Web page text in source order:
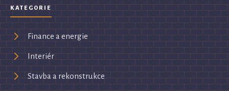
KATEGORIE
Finance a energie
Interiér
Stavba a rekonstrukce